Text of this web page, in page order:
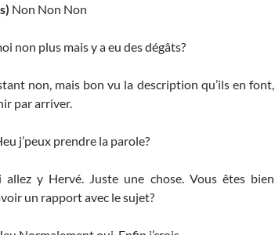
Non Non Non
non plus mais y a eu des dégâts?
non, mais bon vu la description qu’ils en font,
par arriver.
j’peux prendre la parole?
y Hervé. Juste une chose. Vous êtes bien
un rapport avec le sujet?